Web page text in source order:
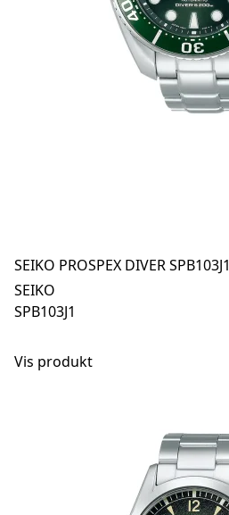
SEIKO PROSPEX DIVER SPB103J1
SEIKO
SPB103J1
Vis produkt